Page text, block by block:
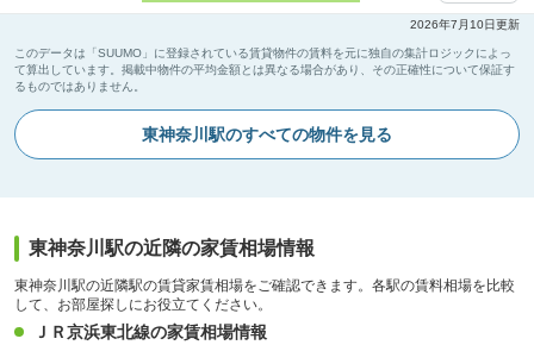
2026年7月10日更新
このデータは「SUUMO」に登録されている賃貸物件の賃料を元に独自の集計ロジックによっ
て算出しています。掲載中物件の平均金額とは異なる場合があり、その正確性について保証す
るものではありません。
東神奈川駅のすべての物件を見る
東神奈川駅の近隣の家賃相場情報
東神奈川駅の近隣駅の賃貸家賃相場をご確認できます。各駅の賃料相場を比較
して、お部屋探しにお役立てください。
ＪＲ京浜東北線の家賃相場情報